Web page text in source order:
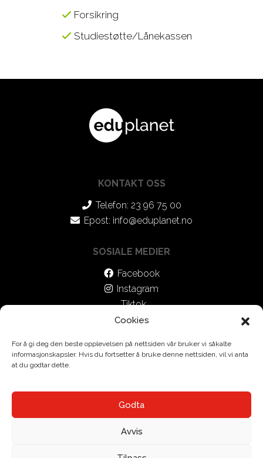
Cookies
For å gi deg den beste opplevelsen på nettsiden vår bruker vi såkalte
informasjonskapsler. Hvis du fortsetter å bruke denne nettsiden, vil vi anta
at du godtar dette.
Godta
Avvis
Forsikring
Studiestøtte/Lånekassen
KONTAKT OSS
Telefon: 23 96 75 00
Epost: info@eduplanet.no
SOSIALE MEDIER
Facebook
Instagram
Tiktok